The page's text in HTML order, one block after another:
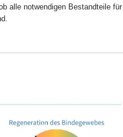
alle notwendigen Bestandteile für